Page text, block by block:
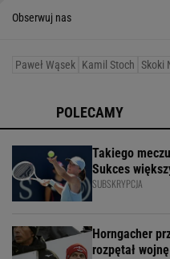
Obserwuj nas
Paweł Wąsek Kamil Stoch Skoki
POLECAMY
Takiego
Sukces
SUBSKRYPCJA
Horngacher
rozpętał